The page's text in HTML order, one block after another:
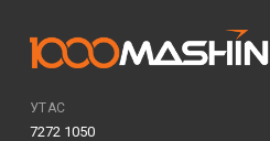
УТАС
7272 1050